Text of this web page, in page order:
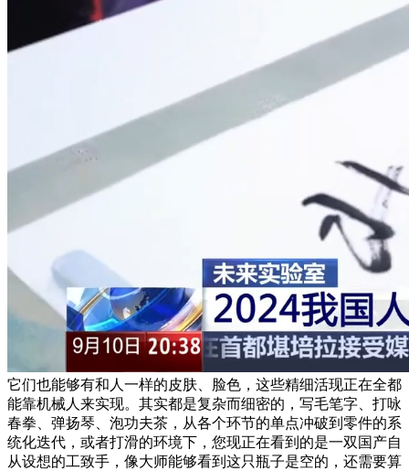
它们也能够有和人一样的皮肤、脸色，这些精细活现正在全都
能靠机械人来实现。其实都是复杂而细密的，写毛笔字、打咏
春拳、弹扬琴、泡功夫茶，从各个环节的单点冲破到零件的系
统化迭代，或者打滑的环境下，您现正在看到的是一双国产自
从设想的工致手，像大师能够看到这只瓶子是空的，还需要算